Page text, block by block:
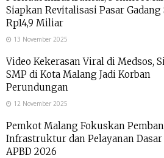
Siapkan Revitalisasi Pasar Gadang
Rp14,9 Miliar
13 November 2025
Video Kekerasan Viral di Medsos,
SMP di Kota Malang Jadi Korban
Perundungan
12 November 2025
Pemkot Malang Fokuskan
Infrastruktur dan Pelayanan Dasar
APBD 2026